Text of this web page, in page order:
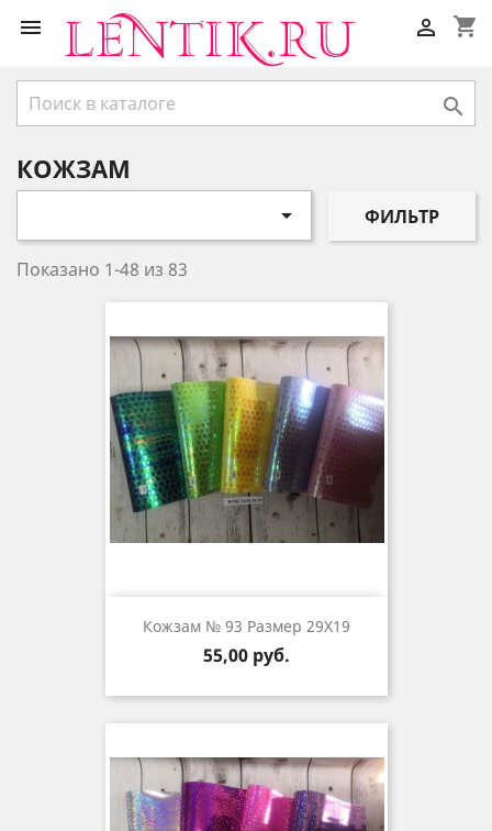
 shopping_cart


КОЖЗАМ
 ФИЛЬТР
Показано 1-48 из 83
Кожзам № 93 Размер 29Х19
Цена
55,00 руб.